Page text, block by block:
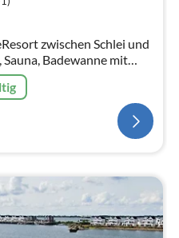
zwischen Schlei und
Badewanne mit